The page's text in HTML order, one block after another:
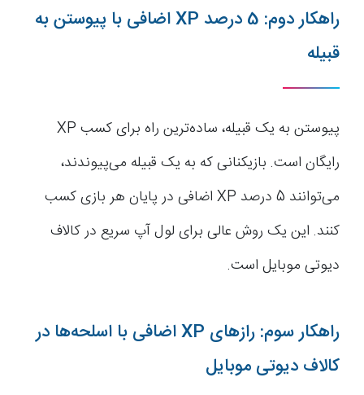
راهکار دوم: 5 درصد XP اضافی با پیوستن به
قبیله
پیوستن به یک قبیله، ساده‌ترین راه برای کسب XP
رایگان است. بازیکنانی که به یک قبیله می‌پیوندند،
می‌توانند 5 درصد XP اضافی در پایان هر بازی کسب
کنند. این یک روش عالی برای لول آپ سریع در کالاف
دیوتی موبایل است.
راهکار سوم: رازهای XP اضافی با اسلحه‌ها در
کالاف دیوتی موبایل